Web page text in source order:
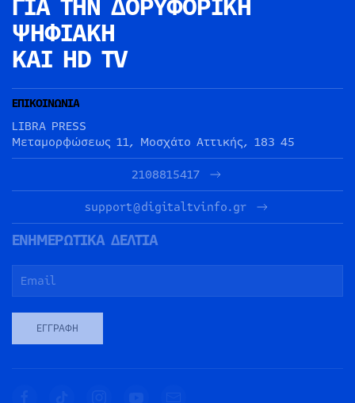
ΨΗΦΙΑΚΗ
ΚΑΙ HD TV
ΕΠΙΚΟΙΝΩΝΙΑ
LIBRA PRESS
Μεταμορφώσεως 11, Μοσχάτο Αττικής, 183 45
2108815417
support@digitaltvinfo.gr
ΕΝΗΜΕΡΩΤΙΚΑ ΔΕΛΤΙΑ
ΕΓΓΡΑΦΉ